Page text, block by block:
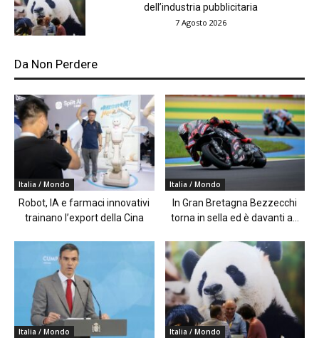
dell’industria pubblicitaria
7 Agosto 2026
Da Non Perdere
Italia / Mondo
Robot, IA e farmaci innovativi
trainano l’export della Cina
Italia / Mondo
In Gran Bretagna Bezzecchi
torna in sella ed è davanti a...
Italia / Mondo Italia / Mondo